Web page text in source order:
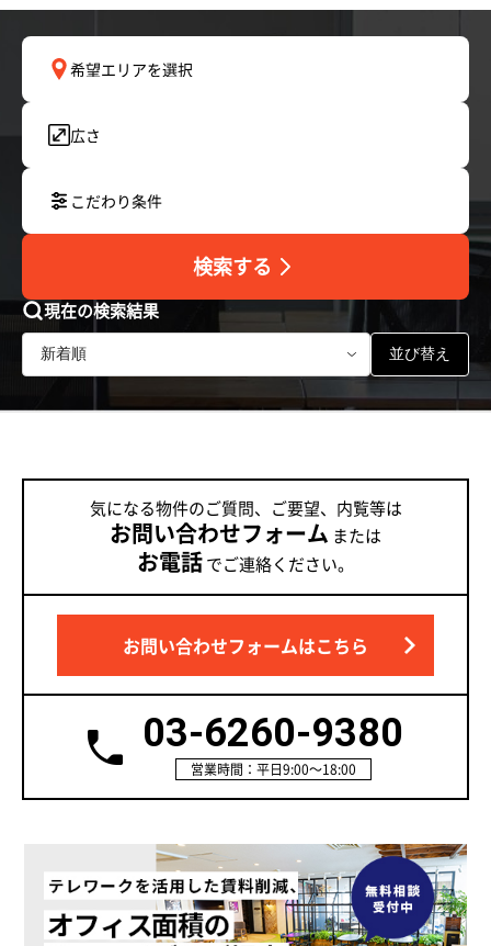
希望エリアを選択
広さ
こだわり条件
検索する
現在の検索結果
並び替え
気になる物件のご質問、ご要望、内覧等は
お問い合わせフォーム または
お電話でご連絡ください。
お問い合わせフォームはこちら
03-6260-9380
営業時間：平日9:00～18:00